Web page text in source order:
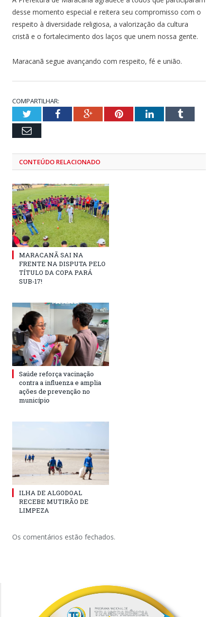
desse momento especial e reitera seu compromisso com o
respeito à diversidade religiosa, a valorização da cultura
cristã e o fortalecimento dos laços que unem nossa gente.
Maracanã segue avançando com respeito, fé e união.
COMPARTILHAR:
TwitterFacebookGoogle+PinterestLinkedInTumblr
Email
CONTEÚDO RELACIONADO
MARACANÃ SAI NA
FRENTE NA DISPUTA PELO
TÍTULO DA COPA PARÁ
SUB-17!
Saúde reforça vacinação
contra a influenza e amplia
ações de prevenção no
município
ILHA DE ALGODOAL
RECEBE MUTIRÃO DE
LIMPEZA
Os comentários estão fechados.